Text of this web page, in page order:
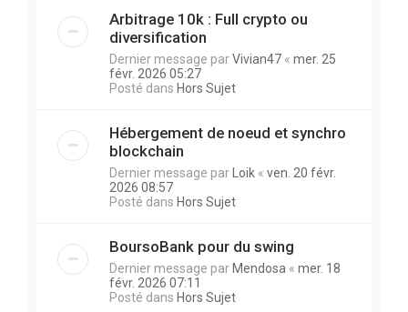
Arbitrage 10k : Full crypto ou
diversification
Dernier message parVivian47 « mer. 25
févr. 2026 05:27
Posté dans Hors Sujet
Hébergement de noeud et synchro
blockchain
Dernier message parLoik « ven. 20 févr.
2026 08:57
Posté dans Hors Sujet
BoursoBank pour du swing
Dernier message parMendosa « mer. 18
févr. 2026 07:11
Posté dans Hors Sujet